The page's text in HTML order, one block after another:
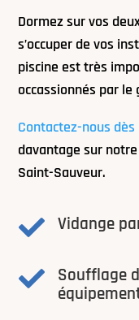
Dormez sur vos
s’occuper de vos
piscine est très
occassionnés par le
Contactez-nous
davantage sur
Saint-Sauveur.
 Vidange

Soufflage